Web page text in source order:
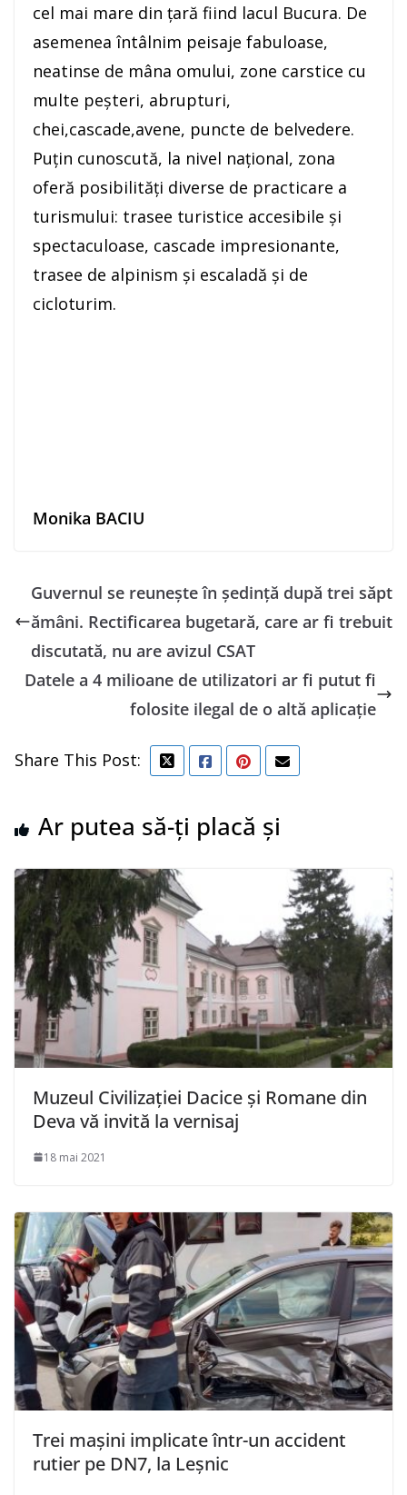
cel mai mare din ţară fiind lacul Bucura. De
asemenea întâlnim peisaje fabuloase,
neatinse de mâna omului, zone carstice cu
multe peşteri, abrupturi,
chei,cascade,avene, puncte de belvedere.
Puţin cunoscută, la nivel naţional, zona
oferă posibilităţi diverse de practicare a
turismului: trasee turistice accesibile şi
spectaculoase, cascade impresionante,
trasee de alpinism şi escaladă şi de
cicloturim.
Monika BACIU
Guvernul se reuneşte în şedinţă după trei săpt
ămâni. Rectificarea bugetară, care ar fi trebuit
discutată, nu are avizul CSAT
Datele a 4 milioane de utilizatori ar fi putut fi
folosite ilegal de o altă aplicaţie
Share This Post:
Ar putea să-ți placă și
Muzeul Civilizației Dacice și Romane din
Deva vă invită la vernisaj
18 mai 2021
Trei mașini implicate într-un accident
rutier pe DN7, la Leșnic